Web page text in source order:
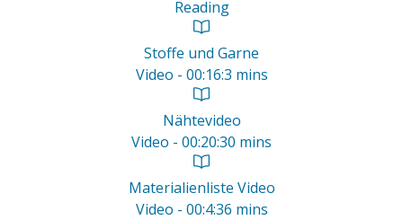
Reading
Stoffe und Garne
Video - 00:16:3 mins
Nähtevideo
Video - 00:20:30 mins
Materialienliste Video
Video - 00:4:36 mins